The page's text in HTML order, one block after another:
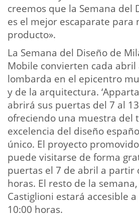
creemos que la Semana del
es el mejor escaparate para
producto».
La Semana del Diseño de
Mobile convierten cada abril
lombarda en el epicentro
y de la arquitectura.
abrirá sus puertas del 7 al
ofreciendo una muestra del
excelencia del diseño
único. El proyecto
puede visitarse de forma
puertas el 7 de abril a partir
horas. El resto de la
Castiglioni estará accesible
10:00 horas.